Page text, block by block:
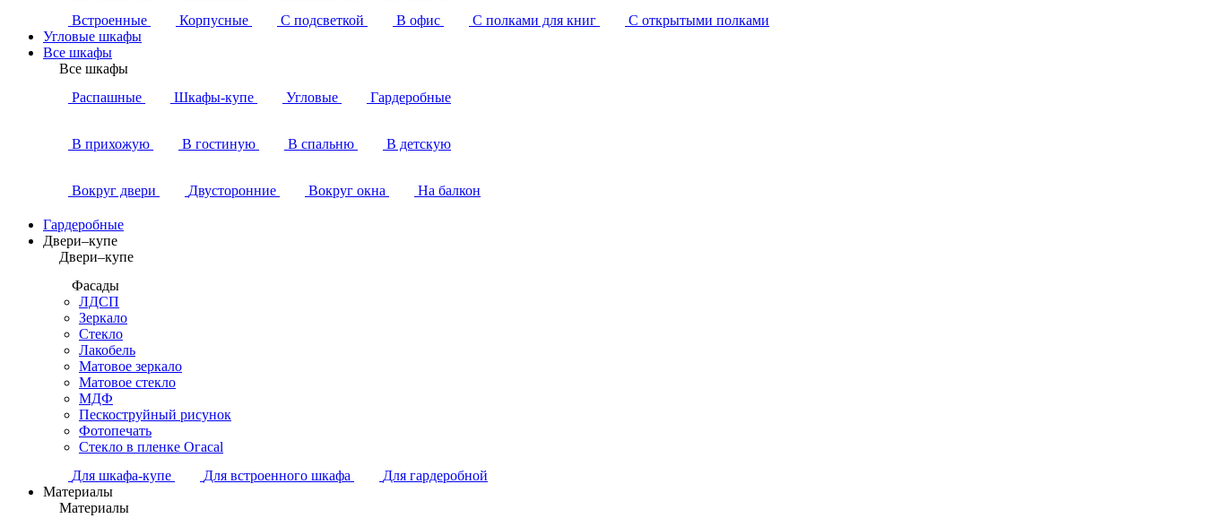
Встроенные
Корпусные С подсветкой В офис С полками для книг
С открытыми полками
Угловые шкафы
Все шкафы
Все шкафы
Распашные
Шкафы-купе Угловые Гардеробные
В прихожую В гостиную В спальню В детскую
Вокруг двери Двусторонние Вокруг окна На балкон
Гардеробные
Двери–купе
Двери–купе
Фасады
ЛДСП
Зеркало
Стекло
Лакобель
Матовое зеркало
Матовое стекло
МДФ
Пескоструйный рисунок
Фотопечать
Стекло в пленке Огасаl
Для шкафа-купе
Для встроенного шкафа
Для гардеробной
Материалы
Материалы